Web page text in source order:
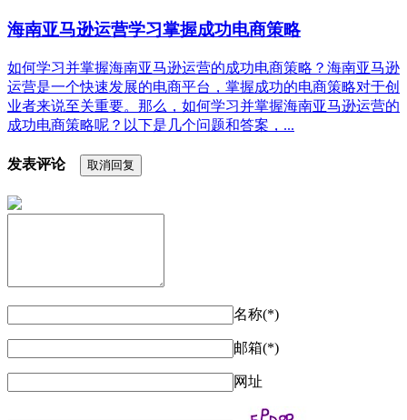
海南亚马逊运营学习掌握成功电商策略
如何学习并掌握海南亚马逊运营的成功电商策略？海南亚马逊
运营是一个快速发展的电商平台，掌握成功的电商策略对于创
业者来说至关重要。那么，如何学习并掌握海南亚马逊运营的
成功电商策略呢？以下是几个问题和答案，...
发表评论 取消回复
名称(*)
邮箱(*)
网址